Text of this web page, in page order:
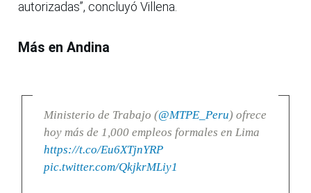
autorizadas”, concluyó Villena.
Más en Andina
Ministerio de Trabajo (@MTPE_Peru) ofrece
hoy más de 1,000 empleos formales en Lima
https://t.co/Eu6XTjnYRP
pic.twitter.com/QkjkrMLiy1